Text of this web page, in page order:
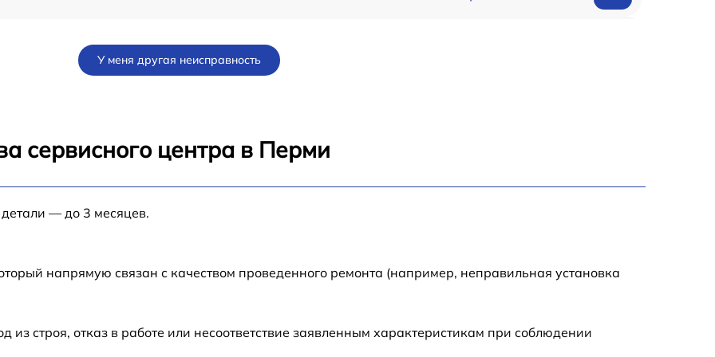
У меня другая неисправность
сервисного центра в Перми
— до 3 месяцев.
напрямую связан с качеством проведенного ремонта (например, неправильная установка
строя, отказ в работе или несоответствие заявленным характеристикам при соблюдении